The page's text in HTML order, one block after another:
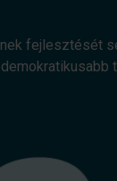
fejlesztését